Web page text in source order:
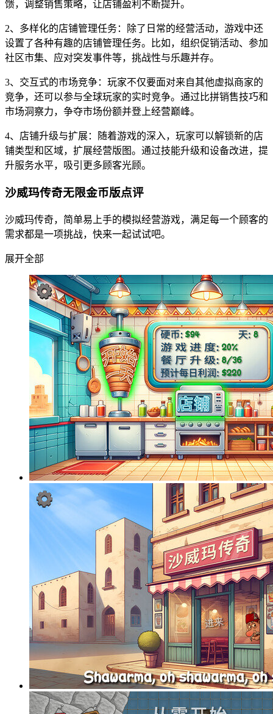
馈，调整销售策略，让店铺盈利不断提升。
2、多样化的店铺管理任务：除了日常的经营活动，游戏中还
设置了各种有趣的店铺管理任务。比如，组织促销活动、参加
社区市集、应对突发事件等，挑战性与乐趣并存。
3、交互式的市场竞争：玩家不仅要面对来自其他虚拟商家的
竞争，还可以参与全球玩家的实时竞争。通过比拼销售技巧和
市场洞察力，争夺市场份额并登上经营巅峰。
4、店铺升级与扩展：随着游戏的深入，玩家可以解锁新的店
铺类型和区域，扩展经营版图。通过技能升级和设备改进，提
升服务水平，吸引更多顾客光顾。
沙威玛传奇无限金币版点评
沙威玛传奇，简单易上手的模拟经营游戏，满足每一个顾客的
需求都是一项挑战，快来一起试试吧。
展开全部